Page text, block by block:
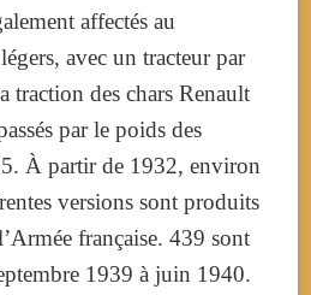
affectés au
avec un tracteur par
traction des chars Renault
par le poids des
. À partir de 1932, environ
versions sont produits
française. 439 sont
1939 à juin 1940.